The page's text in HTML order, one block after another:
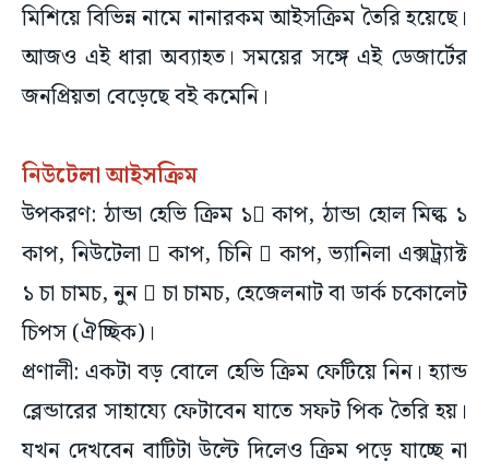
মিশিয়ে বিভিন্ন নামে নানারকম আইসক্রিম তৈরি হয়েছে।
আজও এই ধারা অব্যাহত। সময়ের সঙ্গে এই ডেজার্টের
জনপ্রিয়তা বেড়েছে বই কমেনি।
নিউটেলা আইসক্রিম
উপকরণ: ঠান্ডা হেভি ক্রিম ১ কাপ, ঠান্ডা হোল মিল্ক ১
কাপ, নিউটেলা  কাপ, চিনি  কাপ, ভ্যানিলা এক্সট্র্যাক্ট
১ চা চামচ, নুন  চা চামচ, হেজেলনাট বা ডার্ক চকোলেট
চিপস (ঐচ্ছিক)।
প্রণালী: একটা বড় বোলে হেভি ক্রিম ফেটিয়ে নিন। হ্যান্ড
ব্লেন্ডারের সাহায্যে ফেটাবেন যাতে সফট পিক তৈরি হয়।
যখন দেখবেন বাটিটা উল্টে দিলেও ক্রিম পড়ে যাচ্ছে না